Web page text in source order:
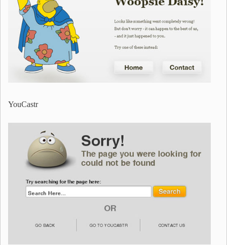
YouCastr